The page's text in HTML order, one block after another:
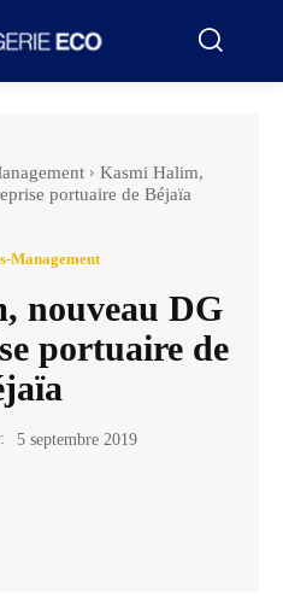
Kasmi Halim,
portuaire de Béjaïa
Management
nouveau DG
portuaire de
5 septembre 2019